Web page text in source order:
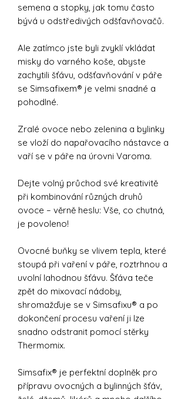
semena a stopky, jak tomu často
bývá u odstředivých odšťavňovačů.
Ale zatímco jste byli zvyklí vkládat
misky do varného koše, abyste
zachytili šťávu, odšťavňování v páře
se Simsafixem® je velmi snadné a
pohodlné.
Zralé ovoce nebo zelenina a bylinky
se vloží do napařovacího nástavce a
vaří se v páře na úrovni Varoma.
Dejte volný průchod své kreativitě
při kombinování různých druhů
ovoce – věrně heslu: Vše, co chutná,
je povoleno!
Ovocné buňky se vlivem tepla, které
stoupá při vaření v páře, roztrhnou a
uvolní lahodnou šťávu. Šťáva teče
zpět do mixovací nádoby,
shromažďuje se v Simsafixu® a po
dokončení procesu vaření ji lze
snadno odstranit pomocí stěrky
Thermomix.
Simsafix® je perfektní doplněk pro
přípravu ovocných a bylinných šťáv,